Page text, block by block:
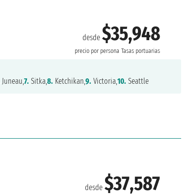
desde$35,948
precio por persona Tasas portuarias
Juneau,7. Sitka,8. Ketchikan,9. Victoria,10. Seattle
desde$37,587